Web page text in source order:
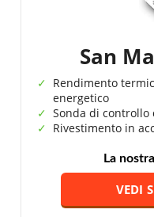
San
Rendimento
energetico
Sonda di
Rivestimento in
La
VEDI